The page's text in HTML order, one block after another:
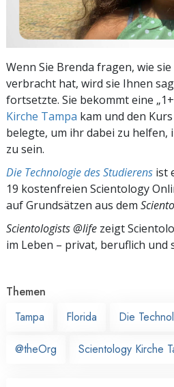
Wenn Sie Brenda fragen, wie
verbracht hat, wird sie Ihnen
fortsetzte. Sie bekommt eine
Kirche Tampa kam und den
belegte, um ihr dabei zu helfen,
zu sein.
Die Technologie des Studierens ist
19 kostenfreien Scientology
auf Grundsätzen aus dem
Scientologists @life zeigt
im Leben – privat, beruflich und
Themen
Tampa
Florida Die
@theOrg Scientology Kirche